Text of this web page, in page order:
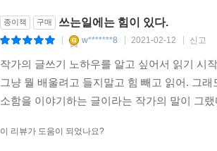
종이책 구매 쓰는일에는 힘이 있다.
w*******8 2021-02-12 신고
작가의 글쓰기 노하우를 알고 싶어서 읽기 시
그냥 뭘 배울려고 들지말고 힘 빼고 읽어. 그
소함을 이야기하는 글이라는 작가의 말이 그
이 리뷰가 도움이 되었나요?